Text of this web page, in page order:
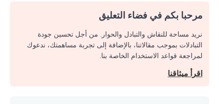
مرحبا بكم في فضاء التعليق
نريد مساحة للنقاش والتبادل والحوار. من أجل تحسين جودة
التبادلات بموجب مقالاتنا، بالإضافة إلى تجربة مساهمتك، ندعوك
لمراجعة قواعد الاستخدام الخاصة بنا.
اقرأ ميثاقنا